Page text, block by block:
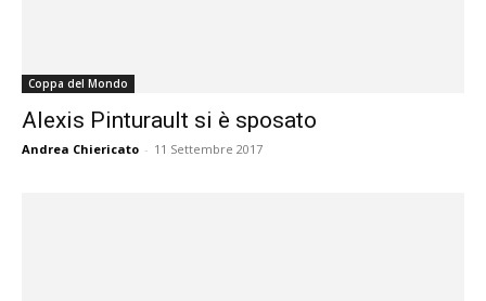
Coppa del Mondo
Alexis Pinturault si è sposato
Andrea Chiericato - 11 Settembre 2017